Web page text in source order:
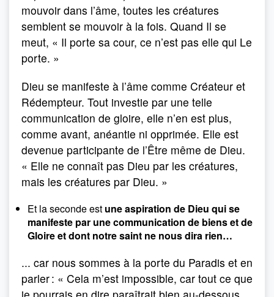
mouvoir dans l’âme, toutes les créatures
semblent se mouvoir à la fois. Quand Il se
meut, « Il porte sa cour, ce n’est pas elle qui Le
porte. »
Dieu se manifeste à l’âme comme Créateur et
Rédempteur. Tout investie par une telle
communication de gloire, elle n’en est plus,
comme avant, anéantie ni opprimée. Elle est
devenue participante de l’Être même de Dieu.
« Elle ne connaît pas Dieu par les créatures,
mais les créatures par Dieu. »
Et la seconde est une aspiration de Dieu qui se
manifeste par une communication de biens et de
Gloire et dont notre saint ne nous dira rien…
... car nous sommes à la porte du Paradis et en
parler : « Cela m’est impossible, car tout ce que